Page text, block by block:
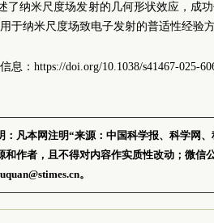
了纳米尺度场发射的几何形状效应，成
于纳米尺度场致电子发射的普适性经验方
息：https://doi.org/10.1038/s41467-025-
：凡本网注明“来源：中国科学报、科学网
和作者，且不得对内容作实质性改动；微信
。